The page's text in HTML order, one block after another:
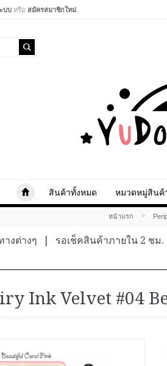
บบ หรือ สมัครสมาชิกใหม่
สินค้าทั้งหมด หมวดหมู่สินค้
หน้าแรก »
งต่างๆ รอเช็คสินค้าภายใน 2 ชม.
Ink Velvet #04